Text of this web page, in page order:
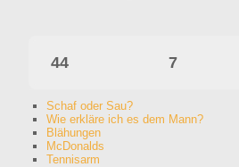
44 7
Schaf oder Sau?
Wie erkläre ich es dem Mann?
Blähungen
McDonalds
Tennisarm